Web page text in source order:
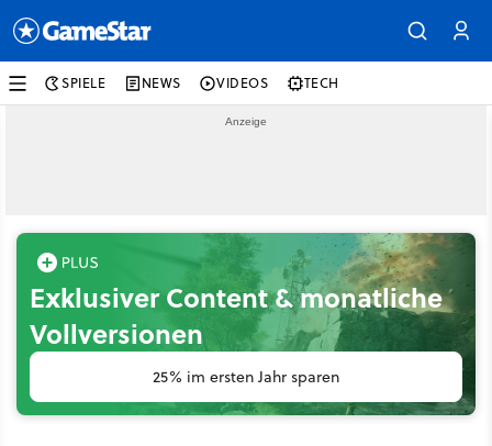
SPIELE NEWS VIDEOS TECH
Exklusiver Content & monatliche
Vollversionen
25% im ersten Jahr sparen